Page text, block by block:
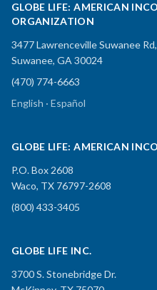
GLOBE LIFE: AMERICAN
ORGANIZATION
3477 Lawrenceville Suwanee
Suwanee, GA 30024
(470) 774-6663
English · Español
GLOBE LIFE: AMERICAN
P.O. Box 2608
Waco, TX 76797-2608
(800) 433-3405
GLOBE LIFE INC.
3700 S. Stonebridge Dr.